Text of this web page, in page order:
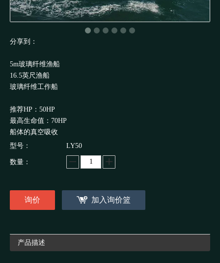
分享到：
5m玻璃纤维渔船
16.5英尺渔船
玻璃纤维工作船
推荐HP：50HP
最高生命值：70HP
船体的真空吸收
型号：
LY50
数量：
询价 加入询价篮
产品描述